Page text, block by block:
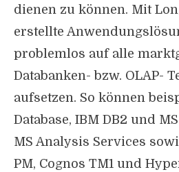
dienen zu können. Mit
erstellte
problemlos auf alle
Databanken- bzw. OLAP-
aufsetzen. So können
Database, IBM DB2 und
MS Analysis Services
PM, Cognos TM1 und